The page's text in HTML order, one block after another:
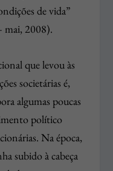
de vida”
mai, 2008).
que levou às
societárias é,
algumas poucas
político
Na época,
subido à cabeça